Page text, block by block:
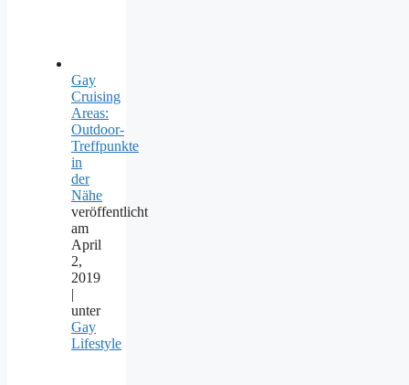
Gay
Cruising
Areas:
Outdoor-
Treffpunkte
in
der
Nähe
veröffentlicht
am
April
2,
2019
|
unter
Gay
Lifestyle